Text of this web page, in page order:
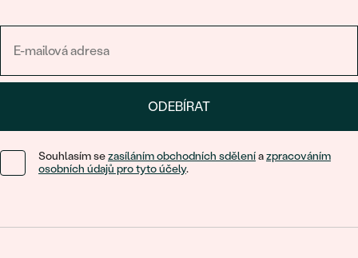
ODEBÍRAT
Souhlasím sezasíláním obchodních sděleníazpracováním
osobních údajů pro tyto účely.